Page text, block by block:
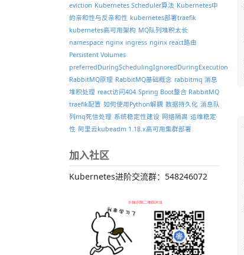
eviction Kubernetes Scheduler算法 Kubernetes中
的亲和性与反亲和性 kubernetes部署traefik
kubernetes高可用架构 MQ队列堆积太长
namespace nginx ingress nginx react路由
Persistent Volumes
preferredDuringSchedulingIgnoredDuringExecution
RabbitMQ原理 RabbitMQ基础概念 rabbitmq 消息
堆积处理 react访问404 Spring Boot整合 RabbitMQ
traefik配置 如何使用Python解耦 数据持久化 消息队
列mq死信处理 系统稳定性建设 网络隔离 运维稳定
性 阿里云kubeadm 1.18.x高可用集群部署
加入社区
Kubernetes进阶交流群：548246072